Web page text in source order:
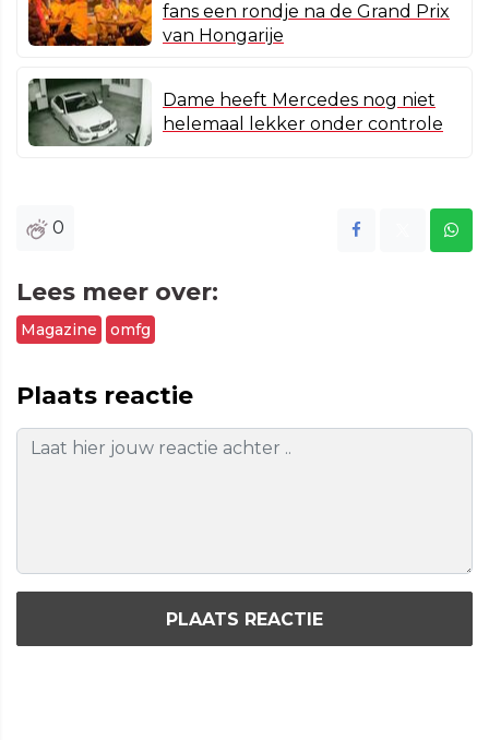
fans een rondje na de Grand Prix
van Hongarije
Dame heeft Mercedes nog niet
helemaal lekker onder controle
0
Lees meer over:
Magazine omfg
Plaats reactie
PLAATS REACTIE